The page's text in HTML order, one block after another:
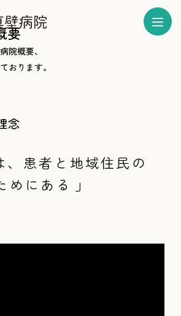
要
院概要、
おります。
念
、患者と地域住民の
めにある